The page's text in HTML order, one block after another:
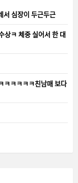
심장이 두근두근
ㅋ 체중 실어서 한 대
ㅋㅋㅋㅋㅋㅋ친남매 보다